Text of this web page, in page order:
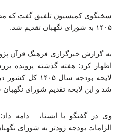
سخنگوی کمیسیون تلفیق گفت که
۱۴۰۵ به شورای نگهبان تقدیم شد.
به گزارش خبرگزاری فرهنگ قرآن
اظهار کرد: هفته گذشته پرونده
لایحه بودجه
شد و این لایحه تقدیم شورای
وی در گفتگو با ایسنا، ادامه
الزامات بودجه زودتر به شورای